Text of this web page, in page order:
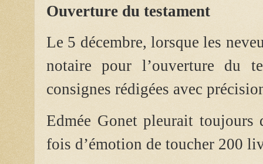
Ouverture du testament
Le 5 décembre, lorsque les
notaire pour l’ouverture du
consignes rédigées avec
Edmée Gonetpleurait toujours
fois d’émotion de toucher 200